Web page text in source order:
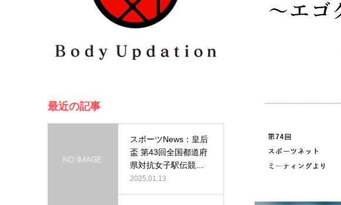
最近の記事
スポーツNews：皇后
盃 第43回全国都道府
県対抗女子駅伝競走
大会…
2025.01.13